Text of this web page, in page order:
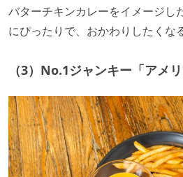
バターチキンカレーをイメージし
にぴったりで、おかわりしたくな
（3）No.1ジャンキー「アメ